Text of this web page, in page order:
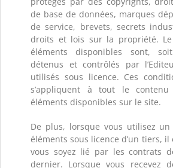
de base de données, marques
de service, brevets, secrets
droits et lois sur la propriété.
éléments disponibles sont,
détenus et contrôlés par
utilisés sous licence. Ces
s’appliquent à tout le
éléments disponibles sur le site.
De plus, lorsque vous utilisez
éléments sous licence d’un tiers,
vous soyez lié par les contrats
dernier. Lorsque vous recevez